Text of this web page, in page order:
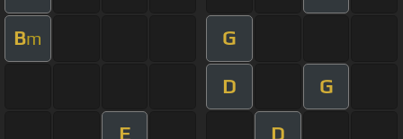
Bm G
D G
E D